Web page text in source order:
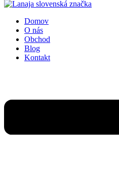
Domov
O nás
Obchod
Blog
Kontakt